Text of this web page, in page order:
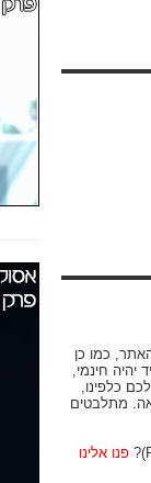
כמו כן
יהיה חינמי,
כלפינו,
מתלבטים
פנו אלינו